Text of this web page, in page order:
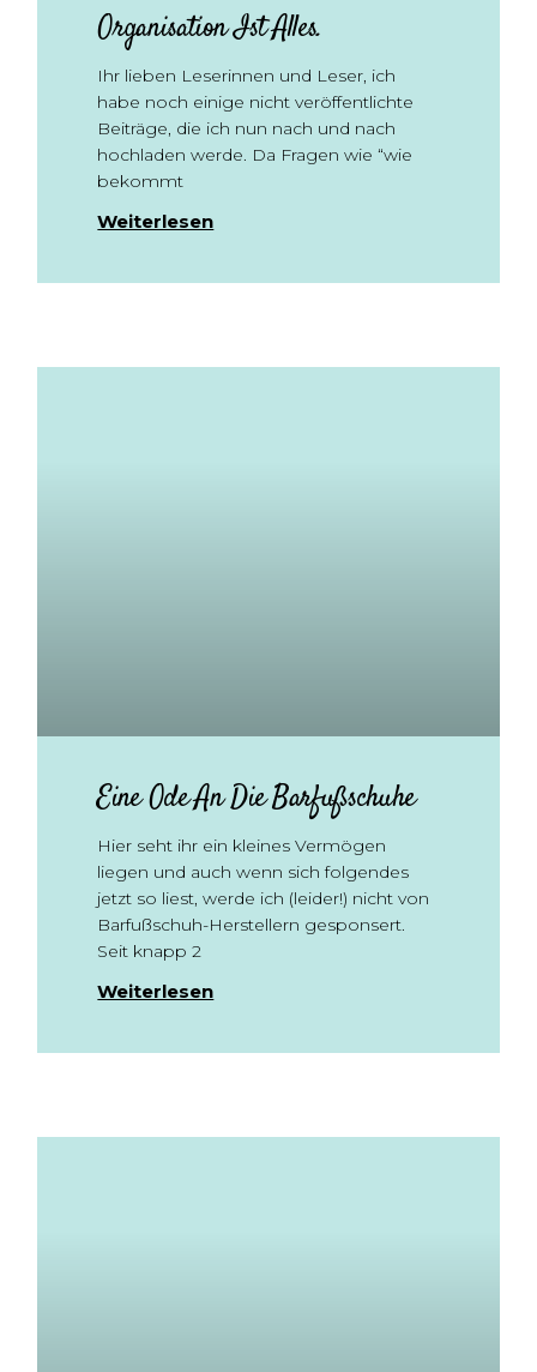
Organisation Ist Alles.
Ihr lieben Leserinnen und Leser, ich
habe noch einige nicht veröffentlichte
Beiträge, die ich nun nach und nach
hochladen werde. Da Fragen wie “wie
bekommt
Weiterlesen
Eine Ode An Die Barfußschuhe
Hier seht ihr ein kleines Vermögen
liegen und auch wenn sich folgendes
jetzt so liest, werde ich (leider!) nicht von
Barfußschuh-Herstellern gesponsert.
Seit knapp 2
Weiterlesen